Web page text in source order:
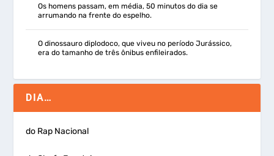
Os homens passam, em média, 50 minutos do dia se
arrumando na frente do espelho.
O dinossauro diplodoco, que viveu no período Jurássico,
era do tamanho de três ônibus enfileirados.
DIA…
do Rap Nacional